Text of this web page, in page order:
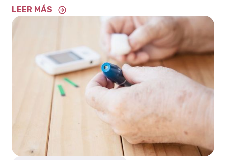
en la oficina.
LEER MÁS